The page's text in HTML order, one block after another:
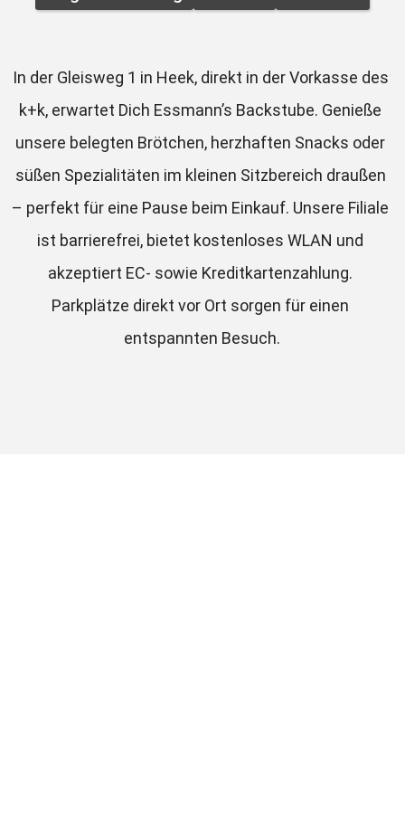
In der Gleisweg 1 in Heek, direkt in der Vorkasse des
k+k, erwartet Dich Essmann’s Backstube. Genieße
unsere belegten Brötchen, herzhaften Snacks oder
süßen Spezialitäten im kleinen Sitzbereich draußen
– perfekt für eine Pause beim Einkauf. Unsere Filiale
ist barrierefrei, bietet kostenloses WLAN und
akzeptiert EC- sowie Kreditkartenzahlung.
Parkplätze direkt vor Ort sorgen für einen
entspannten Besuch.